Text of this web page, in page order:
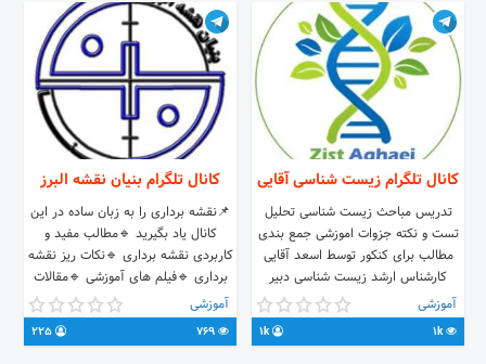
کانال تلگرام زیست شناسی آقایی
تدریس مباحث زیست شناسی تحلیل
تست و نکته جزوات اموزشی جمع بندی
مطالب برای کنکور توسط اسعد آقایی
کارشناس ارشد زیست شناسی دبیر
رسمی آموزش و پرورش دبیر کنکور
مدارس تیزهوشان و نمونه تهران و البرز
دبیر موسسات برتر کشور ارتباط با
آموزشی
1k
1k
کانال تلگرام بنیان نقشه البرز
📌نقشه برداری را به زبان ساده در این
کانال یاد بگیرید 🔹مطالب مفید و
کاربردی نقشه برداری 🔹نکات ریز نقشه
برداری 🔹فیلم های آموزشی 🔹مقالات
معتبر 🔹و.... 🚩با سابقه 16 ساله بنیان
نقشه البرز همراه ما باشید ارتباط با
ادمین @bnalborz
آموزشی